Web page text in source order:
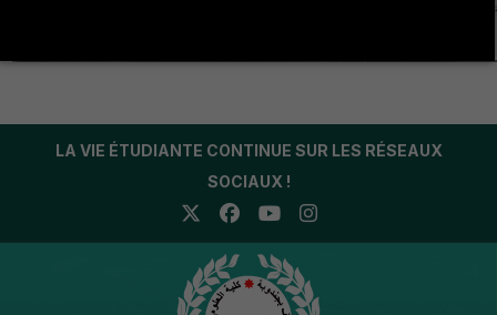
LA VIE ÉTUDIANTE CONTINUE SUR LES RÉSEAUX
SOCIAUX !